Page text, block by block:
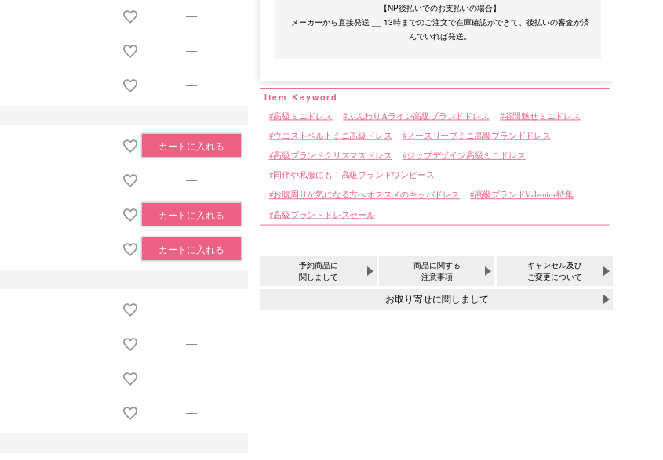
—
—
—
カートに入れる
—
カートに入れる
カートに入れる
—
—
—
—
【NP後払いでのお支払いの場合】
メーカーから直接発送 __ 13時までのご注文で在庫確認ができて、後払いの審査が済
高級ミニドレス ふんわりAライン高級ブランドドレス 谷間魅せミニドレス
ウエストベルトミニ高級ドレス
ノースリーブミニ高級ブランドドレス
高級ブランドクリスマスドレス
ジップデザイン高級ミニドレス
同伴や私服にも！高級ブランドワンピース
お腹周りが気になる方へオススメのキャバドレス
高級ブランドValentine特集
高級ブランドドレスセール
予約商品に
関しまして
商品に関する
注意事項
キャンセル及び
ご変更について
お取り寄せに関しまして